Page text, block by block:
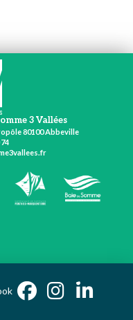
3 Vallées
80100 Abbeville